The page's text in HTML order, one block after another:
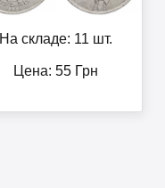
На складе: 11 шт.
Цена: 55Грн